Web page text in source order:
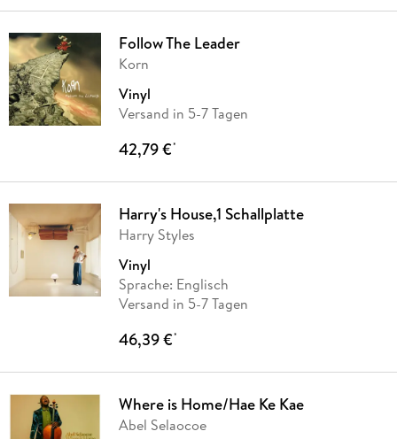
Follow The Leader
Korn
Vinyl
Versand in 5-7 Tagen
42,79 €*
Harry's House,1 Schallplatte
Harry Styles
Vinyl
Sprache: Englisch
Versand in 5-7 Tagen
46,39 €*
Where is Home/Hae Ke Kae
Abel Selaocoe